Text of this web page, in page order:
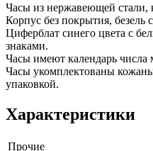
Часы из нержавеющей стали,
Корпус без покрытия, безель
Циферблат синего цвета с
знаками.
Часы имеют календарь
Часы укомплектованы
упаковкой.
Характеристики
Прочие